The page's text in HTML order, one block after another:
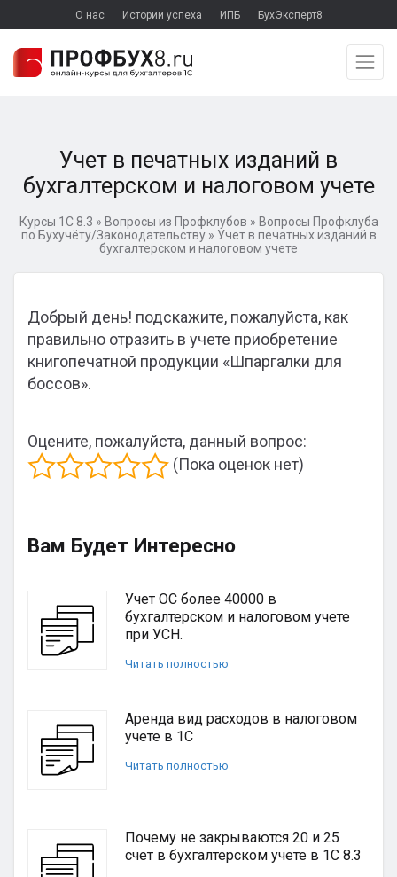
О нас Истории успеха ИПБ БухЭксперт8
Учет в печатных изданий в
бухгалтерском и налоговом учете
Курсы 1С 8.3 » Вопросы из Профклубов » Вопросы Профклуба
по Бухучёту/Законодательству» Учет в печатных изданий в
бухгалтерском и налоговом учете
Добрый день! подскажите, пожалуйста, как
правильно отразить в учете приобретение
книгопечатной продукции «Шпаргалки для
боссов».
Оцените, пожалуйста, данный вопрос:
(Пока оценок нет)
Вам Будет Интересно
Учет ОС более 40000 в
бухгалтерском и налоговом учете
при УСН.
Читать полностью
Аренда вид расходов в налоговом
учете в 1С
Читать полностью
Почему не закрываются 20 и 25
счет в бухгалтерском учете в 1С 8.3